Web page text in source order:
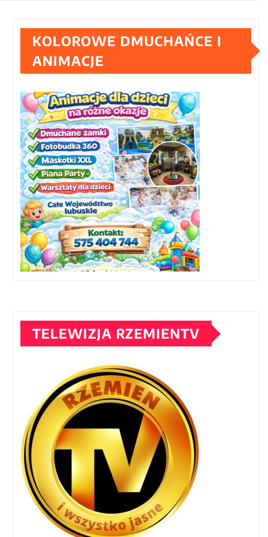
KOLOROWE DMUCHAŃCE I
ANIMACJE
TELEWIZJA RZEMIENTV